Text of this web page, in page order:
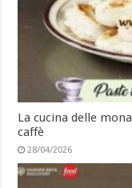
La cucina delle
caffè
28/04/2026